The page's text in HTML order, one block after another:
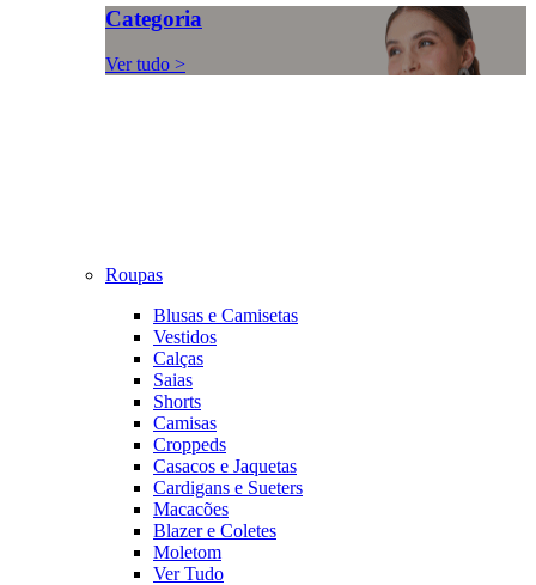
Categoria
Ver tudo >
Roupas
Blusas e Camisetas
Vestidos
Calças
Saias
Shorts
Camisas
Croppeds
Casacos e Jaquetas
Cardigans e Sueters
Macacões
Blazer e Coletes
Moletom
Ver Tudo